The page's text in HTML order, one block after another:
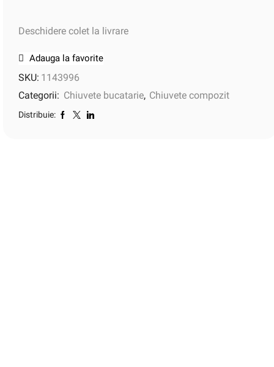
Deschidere colet la livrare
Adauga la favorite
SKU: 1143996
Categorii: Chiuvete bucatarie, Chiuvete compozit
Distribuie: